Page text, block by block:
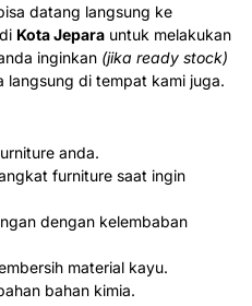
datang langsung ke
Kota Jepara untuk melakukan
inginkan (jika ready stock)
langsung di tempat kami juga.
anda.
furniture saat ingin
dengan kelembaban
material kayu.
bahan kimia.